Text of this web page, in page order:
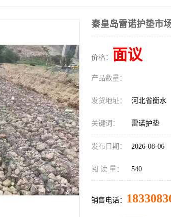
秦皇岛雷诺护垫市
价格： 面议
产品数量：
发货地址： 河北省衡水
关键词： 雷诺护垫
发布日期： 2026-08-06
阅 读 量： 540
销售电话：